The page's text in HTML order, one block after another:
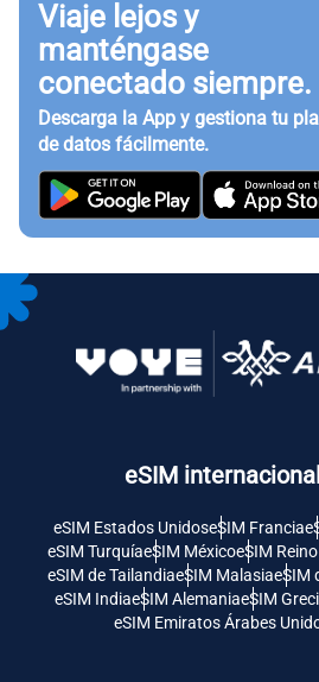
Viaje lejos y
manténgase
conectado siempre.
Descarga la App y gestiona tu
de datos fácilmente.
eSIM
eSIM Estados UnidoseSIM Francia
eSIM TurquíaeSIM MéxicoeSIM
eSIM de TailandiaeSIM MalasiaeSIM
eSIM IndiaeSIM AlemaniaeSIM
eSIM Emiratos Árabes